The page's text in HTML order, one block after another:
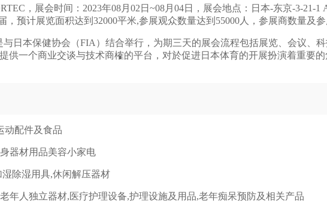
，展会时间：2023年08月02日~08月04日，展会地点：日本-东京-3-21-1
预计展览面积达到32000平米,参展观众数量达到55000人，参展商数量及参
与日本保健协会（FIA）结合举行，为期三天的展会流程包括展览、会议、
供一个商业交谈与技术商榷的平台，对於促进日本体育的开展扮演着重要
动配件及食品
器材用品美容小家电
除湿用具,休闲解压器材
年人独立器材,医疗护理设备,护理设施及用品,老年痴呆预防及相关产品